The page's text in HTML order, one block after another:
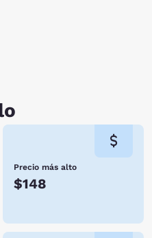
Precio más alto
$148